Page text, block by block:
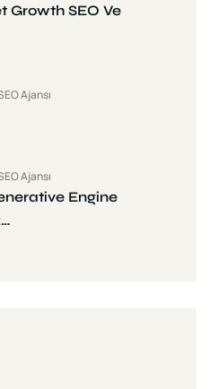
Growth SEO Ve
Ajansı
Engine
Ajansı